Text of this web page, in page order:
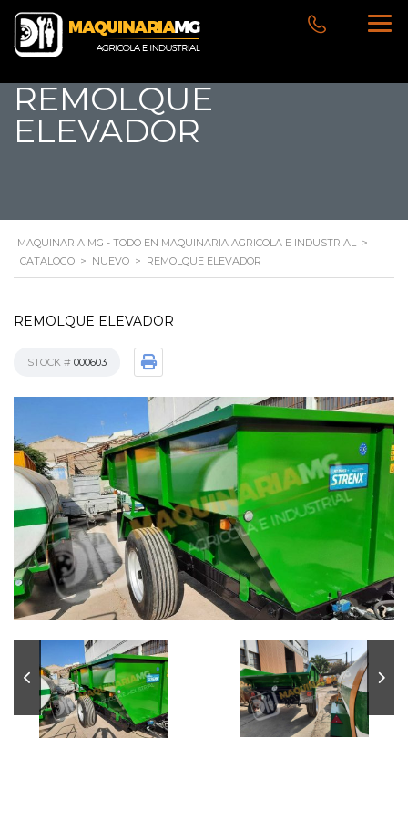
REMOLQUE
ELEVADOR
MAQUINARIA MG - TODO EN MAQUINARIA AGRICOLA E INDUSTRIAL >
CATALOGO > NUEVO > REMOLQUE ELEVADOR
REMOLQUE ELEVADOR
STOCK # 000603